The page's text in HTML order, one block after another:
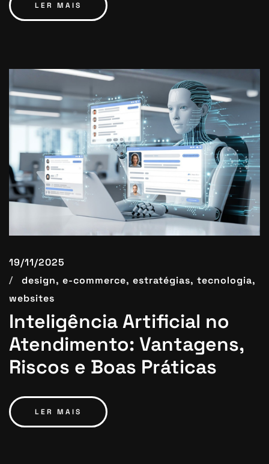
LER MAIS
19/11/2025
design, e-commerce, estratégias, tecnologia,
websites
Inteligência Artificial no
Atendimento: Vantagens,
Riscos e Boas Práticas
LER MAIS